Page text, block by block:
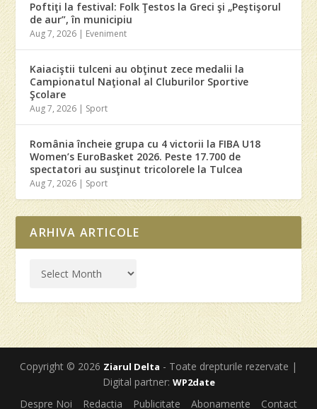
Poftiţi la festival: Folk Ţestos la Greci şi „Peştişorul
de aur”, în municipiu
Aug 7, 2026 | Eveniment
Kaiaciştii tulceni au obţinut zece medalii la
Campionatul Naţional al Cluburilor Sportive
Şcolare
Aug 7, 2026 | Sport
România încheie grupa cu 4 victorii la FIBA U18
Women’s EuroBasket 2026. Peste 17.700 de
spectatori au susţinut tricolorele la Tulcea
Aug 7, 2026 | Sport
ARHIVA ARTICOLE
Copyright © 2026 Ziarul Delta - Toate drepturile rezervate |
Digital partner: WP2date
Despre Noi Redactia Publicitate Abonamente Contact